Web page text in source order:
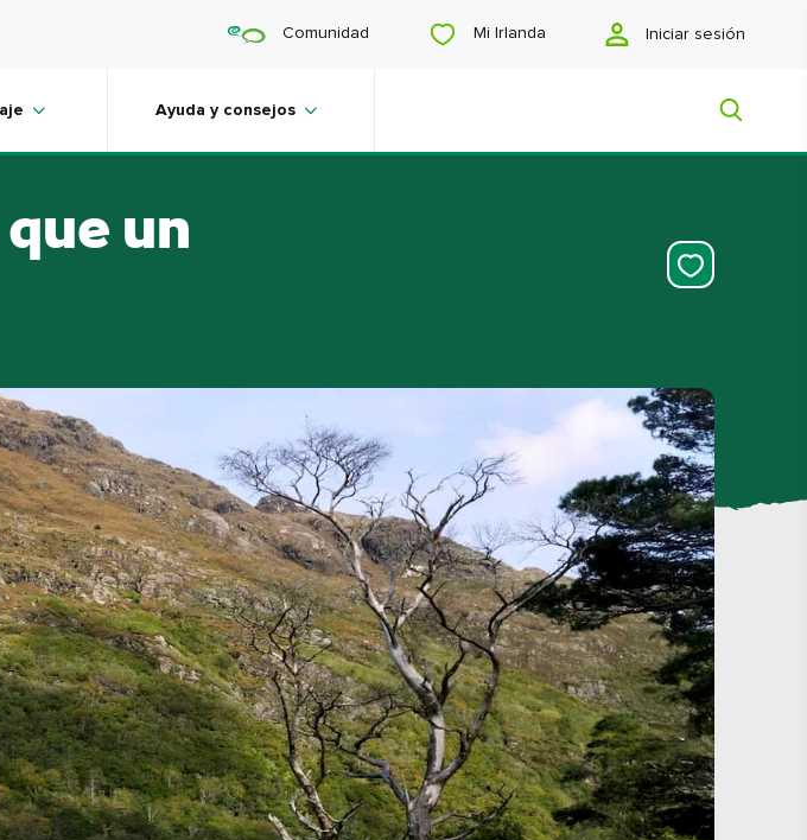
Comunidad Mi Irlanda Iniciar sesión
Ayuda y consejos
mostraremos una Irlanda hecha a tu
medida.
#Paisajes #CulturaYPatrimonio
#ActividadesAlAireLibre
#LugaresEmblemáticos
un